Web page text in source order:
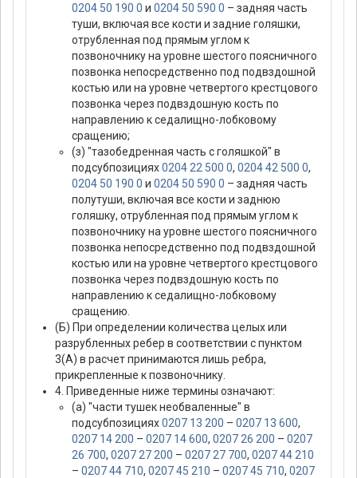
0204 50 190 0 и 0204 50 590 0 – задняя часть
туши, включая все кости и задние голяшки,
отрубленная под прямым углом к
позвоночнику на уровне шестого поясничного
позвонка непосредственно под подвздошной
костью или на уровне четвертого крестцового
позвонка через подвздошную кость по
направлению к седалищно-лобковому
сращению;
(з) "тазобедренная часть с голяшкой" в
подсубпозициях0204 22 500 0, 0204 42 500 0,
0204 50 190 0 и 0204 50 590 0 – задняя часть
полутуши, включая все кости и заднюю
голяшку, отрубленная под прямым углом к
позвоночнику на уровне шестого поясничного
позвонка непосредственно под подвздошной
костью или на уровне четвертого крестцового
позвонка через подвздошную кость по
направлению к седалищно-лобковому
сращению.
(Б) При определении количества целых или
разрубленных ребер в соответствии с пунктом
3(А) в расчет принимаются лишь ребра,
прикрепленные к позвоночнику.
4. Приведенные ниже термины означают:
(а) "части тушек необваленные" в
подсубпозициях0207 13 200 – 0207 13 600,
0207 14 200 – 0207 14 600, 0207 26 200 – 0207
26 700, 0207 27 200 – 0207 27 700, 0207 44 210
– 0207 44 710, 0207 45 210 – 0207 45 710, 0207